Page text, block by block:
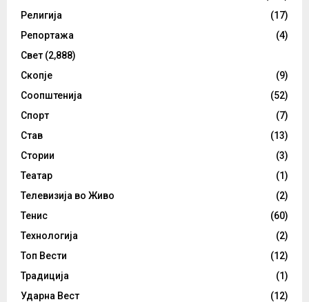
Религија
(17)
Репортажа
(4)
Свет (2,888)
Скопје
(9)
Соопштенија
(52)
Спорт
(7)
Став
(13)
Стории
(3)
Театар
(1)
Телевизија во Живо
(2)
Тенис
(60)
Технологија
(2)
Топ Вести
(12)
Традиција
(1)
Ударна Вест
(12)